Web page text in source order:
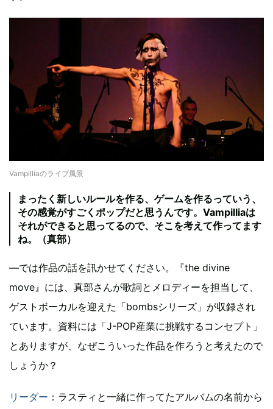
Vampilliaのライブ風景
まったく新しいルールを作る、ゲームを作るっていう、
その感覚がすごくポップだと思うんです。Vampilliaは
それができると思ってるので、そこを考えて作ってます
ね。（真部）
―では作品の話を訊かせてください。『the divine
move』には、真部さんが歌詞とメロディーを担当して、
ゲストボーカルを迎えた「bombsシリーズ」が収録され
ています。資料には「J-POP産業に挑戦するコンセプト」
とありますが、なぜこういった作品を作ろうと考えたので
しょうか？
リーダー ：ラスティと一緒に作ってたアルバムの名前から